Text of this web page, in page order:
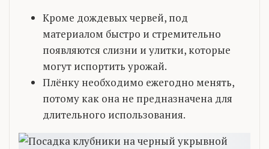
Кроме дождевых червей, под
материалом быстро и стремительно
появляются слизни и улитки, которые
могут испортить урожай.
Плёнку необходимо ежегодно менять,
потому как она не предназначена для
длительного использования.